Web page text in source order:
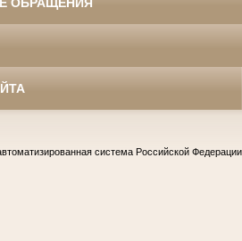
ОБРАЩЕНИЯ
система Российской